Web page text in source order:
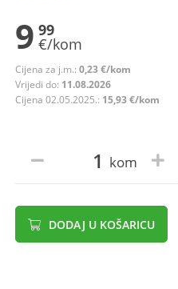
9 99
€/kom
Cijena za j.m.: 0,23 €/kom
Vrijedi do: 11.08.2026
Cijena 02.05.2025.: 15,93 €/kom
kom
DODAJ U KOŠARICU